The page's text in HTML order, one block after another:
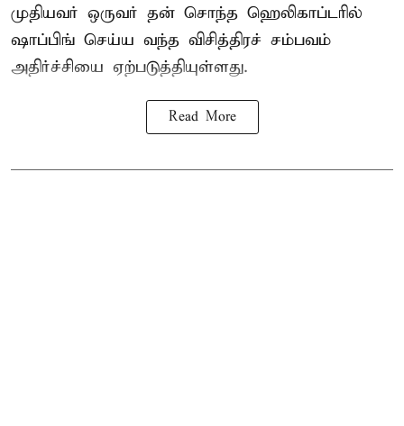
முதியவர் ஒருவர் தன் சொந்த ஹெலிகாப்டரில்
ஷாப்பிங் செய்ய வந்த விசித்திரச் சம்பவம்
அதிர்ச்சியை ஏற்படுத்தியுள்ளது.
Read More